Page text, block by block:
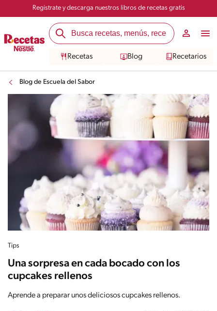
Registrate y descarga nuestros libros de recetas gratis
Recetas Blog Recetarios
Blog de Escuela del Sabor
Tips
Una sorpresa en cada bocado con los
cupcakes rellenos
Aprende a preparar unos deliciosos cupcakes rellenos.